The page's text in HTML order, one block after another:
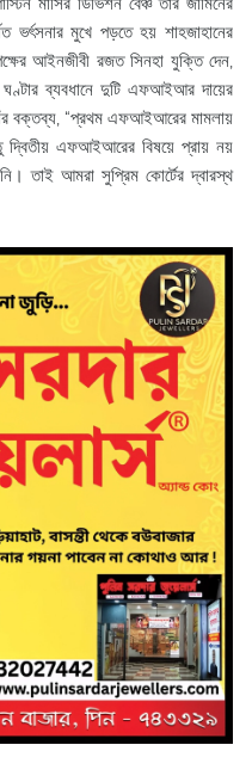
ভর্ৎসনার মুখে পড়তে হয় শাহজাহানের
আইনজীবী রজত সিনহা যুক্তি দেন,
ব্যবধানে দুটি এফআইআর দায়ের
বক্তব্য, “প্রথম এফআইআরের মামলায়
দ্বিতীয় এফআইআরের বিষয়ে প্রায় নয়
তাই আমরা সুপ্রিম কোর্টের দ্বারস্থ